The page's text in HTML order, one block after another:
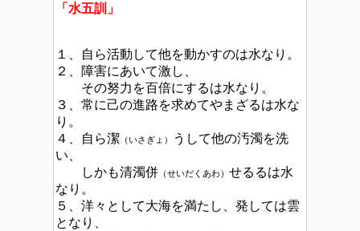
「水五訓」
１、自ら活動して他を動かすのは水なり。
２、障害にあいて激し、
その努力を百倍にするは水なり。
３、常に己の進路を求めてやまざるは水な
り。
４、自ら潔 （いさぎょ）
うして他の汚濁を洗
い、
しかも清濁併 （せいだくあわ） せるるは水
なり。
５、洋々として大海を満たし、発しては雲
となり、